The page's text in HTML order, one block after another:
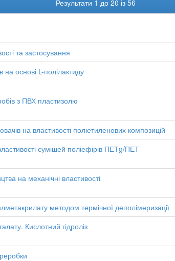
Результати 1 до 20 із 56
та застосування
основі L-полілактиду
з ПВХ пластизолю
на властивості поліетиленових композицій
сумішей поліефірів ПЕТg/ПЕТ
на механічні властивості
методом термічної деполімеризації
Кислотний гідроліз